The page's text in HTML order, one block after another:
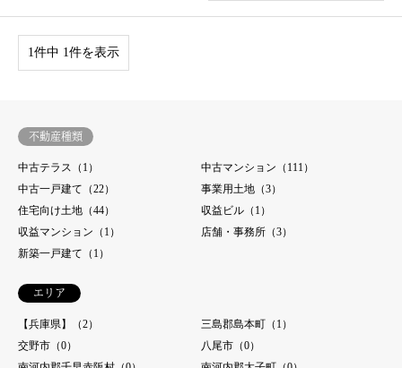
1件中 1件を表示
不動産種類
中古テラス（1）
中古マンション（111）
中古一戸建て（22）
事業用土地（3）
住宅向け土地（44）
収益ビル（1）
収益マンション（1）
店舗・事務所（3）
新築一戸建て（1）
エリア
【兵庫県】（2）
三島郡島本町（1）
交野市（0）
八尾市（0）